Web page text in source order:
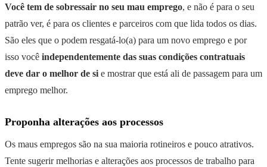
Você tem de sobressair no seu mau emprego, e não é para o seu
patrão ver, é para os clientes e parceiros com que lida todos os dias.
São eles que o podem resgatá-lo(a) para um novo emprego e por
isso você independentemente das suas condições contratuais
deve dar o melhor de si e mostrar que está ali de passagem para um
emprego melhor.
Proponha alterações aos processos
Os maus empregos são na sua maioria rotineiros e pouco atrativos.
Tente sugerir melhorias e alterações aos processos de trabalho para